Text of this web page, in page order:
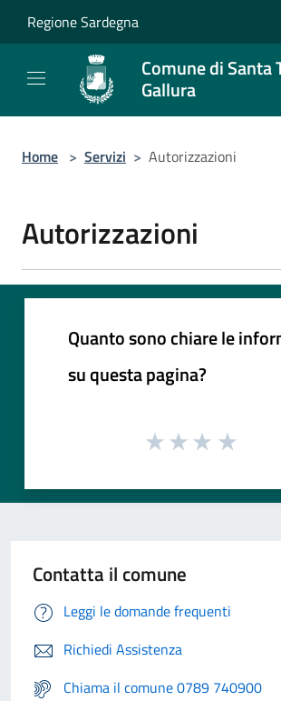
Regione Sardegna
Comune di Santa
Gallura
Home > Servizi > Autorizzazioni
Autorizzazioni
Quanto sono chiare le
su questa pagina?
Contatta il comune
Leggi le domande frequenti
Richiedi Assistenza
Chiama il comune 0789 740900